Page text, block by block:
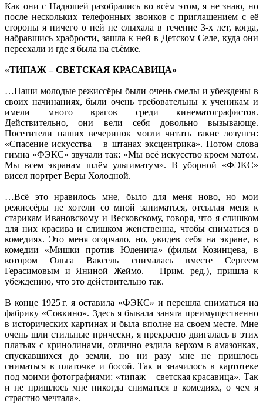
Как они с Надюшей разобрались во всём этом, я не знаю, но
после нескольких телефонных звонков с приглашением с её
стороны я ничего о ней не слыхала в течение 3-х лет, когда,
набравшись храбрости, зашла к ней в Детском Селе, куда они
переехали и где я была на съёмке.
«ТИПАЖ – СВЕТСКАЯ КРАСАВИЦА»
…Наши молодые режиссёры были очень смелы и убеждены в
своих начинаниях, были очень требовательны к ученикам и
имели много врагов среди кинематографистов.
Действительно, они вели себя довольно вызывающе.
Посетители наших вечеринок могли читать такие лозунги:
«Спасение искусства – в штанах эксцентрика». Потом слова
гимна «ФЭКС» звучали так: «Мы всё искусство кроем матом.
Мы всем экранам шлём ультиматум». В уборной «ФЭКС»
висел портрет Веры Холодной.
…Всё это нравилось мне, было для меня ново, но мои
режиссёры не хотели со мной заниматься, отсылая меня к
старикам Ивановскому и Весковскому, говоря, что я слишком
для них красива и слишком женственна, чтобы сниматься в
комедиях. Это меня огорчало, но, увидев себя на экране, в
комедии «Мишки против Юденича» (фильм Козинцева, в
котором Ольга Ваксель снималась вместе Сергеем
Герасимовым и Яниной Жеймо. – Прим. ред.), пришла к
убеждению, что это действительно так.
В конце 1925 г. я оставила «ФЭКС» и перешла сниматься на
фабрику «Совкино». Здесь я бывала занята преимущественно
в исторических картинах и была вполне на своем месте. Мне
очень шли стильные прически, я прекрасно двигалась в этих
платьях с кринолинами, отлично ездила верхом в амазонках,
спускавшихся до земли, но ни разу мне не пришлось
сниматься в платочке и босой. Так и значилось в картотеке
под моими фотографиями: «типаж – светская красавица». Так
и не пришлось мне никогда сниматься в комедиях, о чем я
страстно мечтала».